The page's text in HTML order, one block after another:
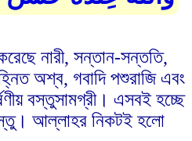
নারী, সন্তান-সন্ততি,
অশ্ব, গবাদি পশুরাজি এবং
বস্তুসামগ্রী। এসবই হচ্ছে
আল্লাহর নিকটই হলো